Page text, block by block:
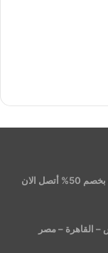
بخصم 50% أتصل الان